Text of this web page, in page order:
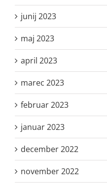
junij 2023
maj 2023
april 2023
marec 2023
februar 2023
januar 2023
december 2022
november 2022